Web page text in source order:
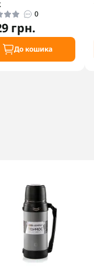
0
грн.
До кошика